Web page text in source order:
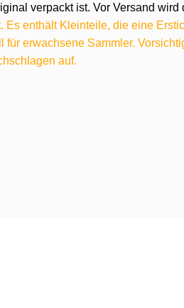
verpackt ist. Vor Versand
enthält Kleinteile, die eine
erwachsene Sammler.
auf.